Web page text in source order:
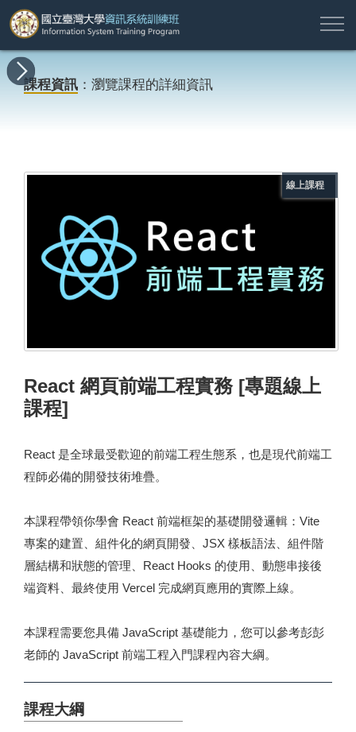
所
有
課
新
消
程
地
資
簡
業
名
名
資
於
本
願
專
註
入
課程資訊 ：瀏覽課程的詳細資訊
線上課程
React 網頁前端工程實務 [專題線上
課程]
React 是全球最受歡迎的前端工程生態系，也是現代前端工
程師必備的開發技術堆疊。
本課程帶領你學會 React 前端框架的基礎開發邏輯：Vite
專案的建置、組件化的網頁開發、JSX 樣板語法、組件階
層結構和狀態的管理、React Hooks 的使用、動態串接後
端資料、最終使用 Vercel 完成網頁應用的實際上線。
本課程需要您具備 JavaScript 基礎能力，您可以參考彭彭
老師的 JavaScript 前端工程入門課程內容大綱。
課程大綱